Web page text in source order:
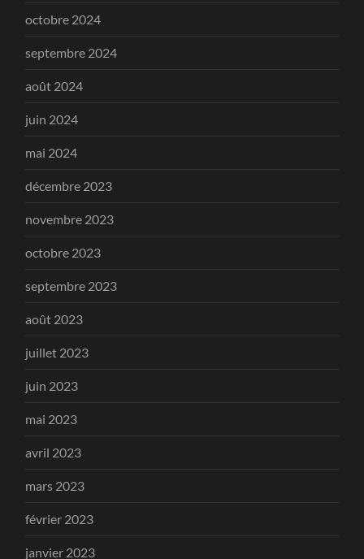
octobre 2024
septembre 2024
août 2024
juin 2024
mai 2024
décembre 2023
novembre 2023
octobre 2023
septembre 2023
août 2023
juillet 2023
juin 2023
mai 2023
avril 2023
mars 2023
février 2023
janvier 2023